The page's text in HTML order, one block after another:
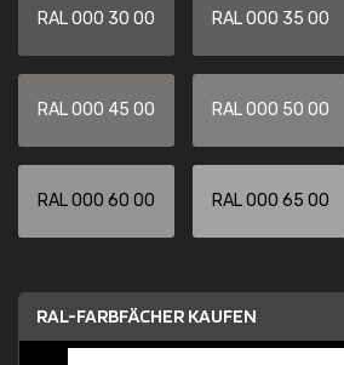
RAL 000 30 00 RAL 000 35 00
RAL 000 45 00 RAL 000 50 00
RAL 000 60 00 RAL 000 65 00
RAL-FARBFÄCHER KAUFEN